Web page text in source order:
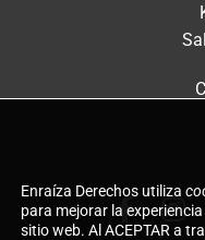
Enraíza Derechos utiliza
para mejorar la
sitio web. Al ACEPTAR a